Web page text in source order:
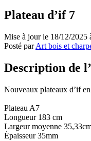
Plateau d’if 7
Mise à jour le 18/12/2025
Posté parArt bois et
Description de
Nouveaux plateaux d’if
Plateau A7
Longueur 183 cm
Largeur moyenne
Épaisseur 35mm